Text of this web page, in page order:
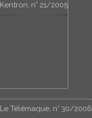
Kentron, n° 21/2005
Le Télémaque, n° 30/2006